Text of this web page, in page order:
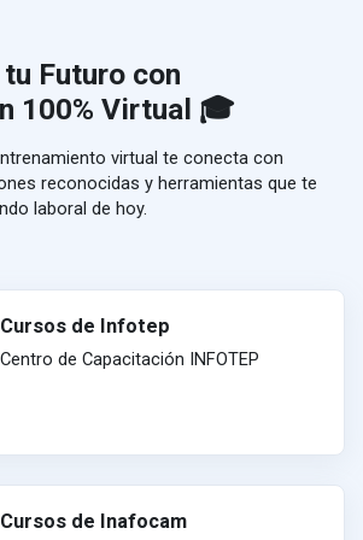
Futuro con
100% Virtual 🎓
virtual te conecta con
reconocidas y herramientas que te
laboral de hoy.
Cursos de Infotep
Centro de Capacitación INFOTEP
Cursos de Inafocam